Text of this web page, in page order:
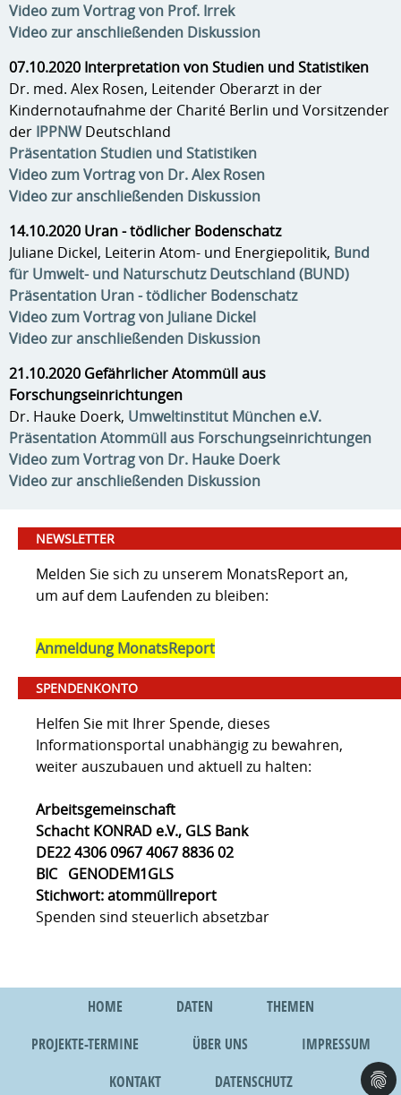
Video zum Vortrag von Prof. Irrek
Video zur anschließenden Diskussion
07.10.2020 Interpretation von Studien und Statistiken
Dr. med. Alex Rosen, Leitender Oberarzt in der
Kindernotaufnahme der Charité Berlin und Vorsitzender
der IPPNWDeutschland
Präsentation Studien und Statistiken
Video zum Vortrag von Dr. Alex Rosen
Video zur anschließenden Diskussion
14.10.2020 Uran - tödlicher Bodenschatz
Juliane Dickel, Leiterin Atom- und Energiepolitik, Bund
für Umwelt- und Naturschutz Deutschland (BUND)
Präsentation Uran - tödlicher Bodenschatz
Video zum Vortrag von Juliane Dickel
Video zur anschließenden Diskussion
21.10.2020 Gefährlicher Atommüll aus
Forschungseinrichtungen
Dr. Hauke Doerk, Umweltinstitut München e.V.
Präsentation Atommüll aus Forschungseinrichtungen
Video zum Vortrag von Dr. Hauke Doerk
Video zur anschließenden Diskussion
NEWSLETTER
Melden Sie sich zu unserem MonatsReport an,
um auf dem Laufenden zu bleiben:
Anmeldung MonatsReport
SPENDENKONTO
Helfen Sie mit Ihrer Spende, dieses
Informationsportal unabhängig zu bewahren,
weiter auszubauen und aktuell zu halten:
Arbeitsgemeinschaft
Schacht KONRAD e.V., GLS Bank
DE22 4306 0967 4067 8836 02
BIC GENODEM1GLS
Stichwort: atommüllreport
Spenden sind steuerlich absetzbar
HOME DATEN
THEMEN
PROJEKTE-TERMINE
ÜBER UNS
IMPRESSUM
KONTAKT
DATENSCHUTZ